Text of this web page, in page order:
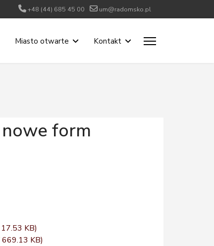
+48 (44) 685 45 00 um@radomsko.pl
Miasto otwarte Kontakt
form
KB)
669.13 KB)